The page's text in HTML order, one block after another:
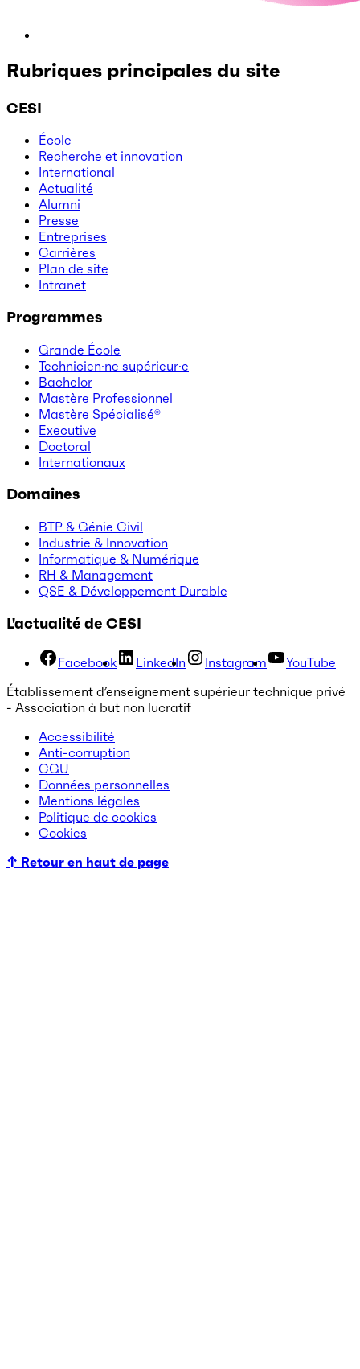
Rubriques principales du site
CESI
École
Recherche et innovation
International
Actualité
Alumni
Presse
Entreprises
Carrières
Plan de site
Intranet
Programmes
Grande École
Technicien·ne supérieur·e
Bachelor
Mastère Professionnel
Mastère Spécialisé®
Executive
Doctoral
Internationaux
Domaines
BTP & Génie Civil
Industrie & Innovation
Informatique & Numérique
RH & Management
QSE & Développement Durable
L'actualité de CESI
Facebook LinkedIn Instagram
YouTube
Établissement d’enseignement supérieur technique privé
- Association à but non lucratif
Accessibilité
Anti-corruption
CGU
Données personnelles
Mentions légales
Politique de cookies
Cookies
↑ Retour en haut de page